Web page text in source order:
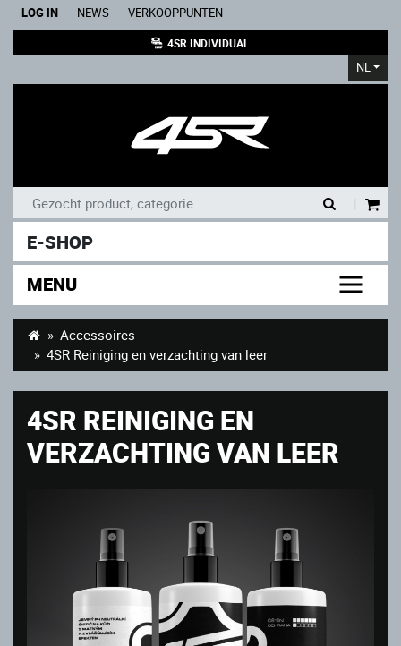
LOG IN NEWS VERKOOPPUNTEN
4SR INDIVIDUAL
NL
E-SHOP
MENU
Accessoires
4SR Reiniging en verzachting van leer
4SR REINIGING EN
VERZACHTING VAN LEER